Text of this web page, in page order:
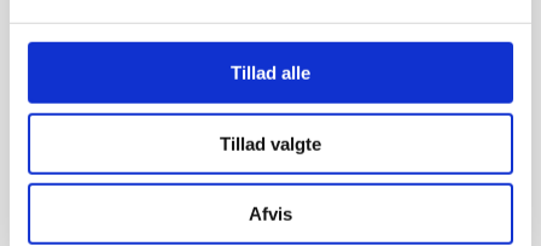
Tillad alle
Tillad valgte
Afvis